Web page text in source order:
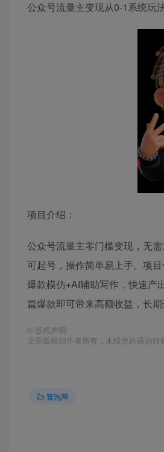
公众号流量主变现从0-1系统玩
项目介绍：
公众号流量主零门槛变现，无
可起号，操作简单易上手。项
爆款模仿+AI辅助写作，快速产
篇爆款即可带来高额收益，长
© 版权声明
文章版权归作者所有，未经允许请勿转
冒泡网